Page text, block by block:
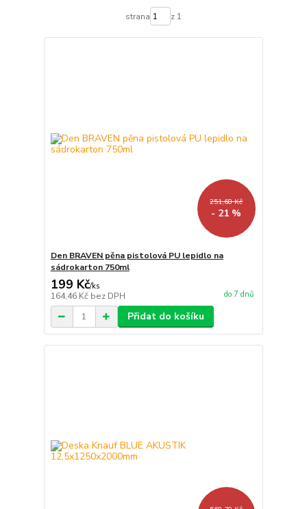
strana z 1
251,68 Kč
- 21 %
Den BRAVEN pěna pistolová PU lepidlo na
sádrokarton 750ml
199 Kč/ks
164,46 Kč bez DPH do 7 dnů
Přidat do košíku